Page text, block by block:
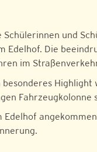
Schülerinnen und
Edelhof. Die
im
besonderes
Edelhof